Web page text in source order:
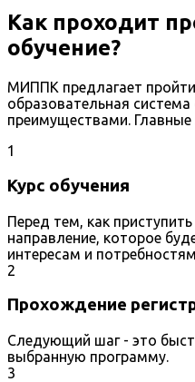
Как проходит
обучение?
МИППК предлагает
образовательная
преимуществами. Главные
1
Курс обучения
Перед тем, как
направление, которое
интересам и потребностям.
2
Прохождение
Следующий шаг - это
выбранную программу.
3